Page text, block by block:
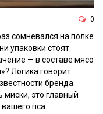
0
сомневался на полке
упаковки стоят
— в составе мясо
Логика говорит:
бренда.
это главный
пса.